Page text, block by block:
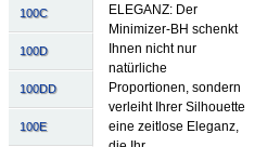
100C
100D
100DD
100E
ELEGANZ: Der
Minimizer-BH schenkt
Ihnen nicht nur
natürliche
Proportionen, sondern
verleiht Ihrer Silhouette
eine zeitlose Eleganz,